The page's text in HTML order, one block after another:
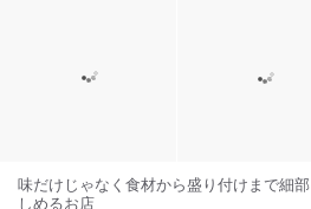
味だけじゃなく食材から盛り付けまで細
しめるお店